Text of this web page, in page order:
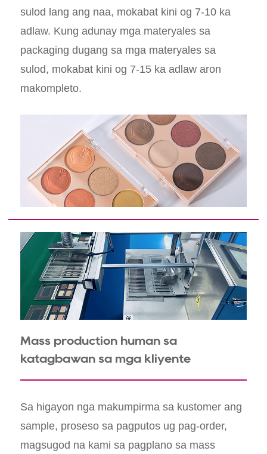
sulod lang ang naa, mokabat kini og 7-10 ka
adlaw. Kung adunay mga materyales sa
packaging dugang sa mga materyales sa
sulod, mokabat kini og 7-15 ka adlaw aron
makompleto.
Mass production human sa
katagbawan sa mga kliyente
Sa higayon nga makumpirma sa kustomer ang
sample, proseso sa pagputos ug pag-order,
magsugod na kami sa pagplano sa mass